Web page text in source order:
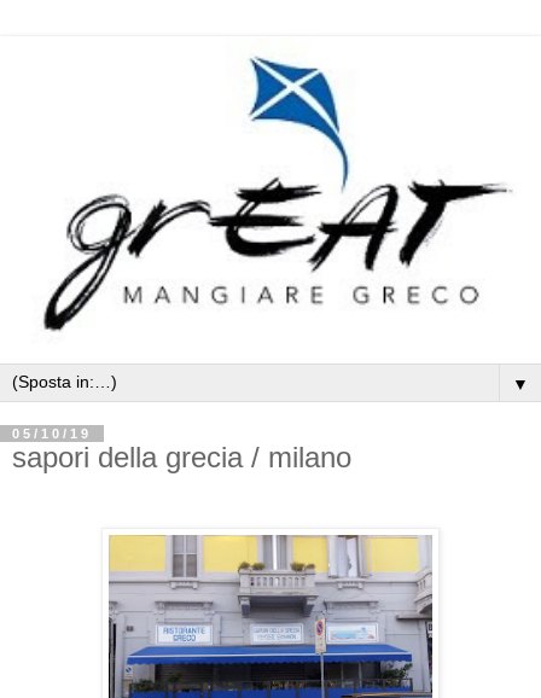
▼
05/10/19
sapori della grecia / milano